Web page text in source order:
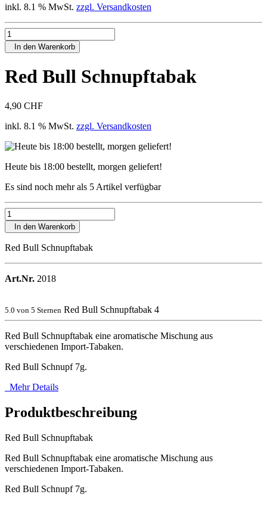
inkl. 8.1 % MwSt. zzgl. Versandkosten
In den Warenkorb
Red Bull Schnupftabak
4,90 CHF
inkl. 8.1 % MwSt. zzgl. Versandkosten
Heute bis 18:00 bestellt, morgen geliefert!
Es sind noch mehr als 5 Artikel verfügbar
In den Warenkorb
Red Bull Schnupftabak
Art.Nr. 2018
5.0 von 5 Sternen Red Bull Schnupftabak 4
Red Bull Schnupftabak eine aromatische Mischung aus
verschiedenen Import-Tabaken.
Red Bull Schnupf 7g.
Mehr Details
Produktbeschreibung
Red Bull Schnupftabak
Red Bull Schnupftabak eine aromatische Mischung aus
verschiedenen Import-Tabaken.
Red Bull Schnupf 7g.